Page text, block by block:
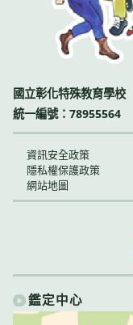
國立彰化特殊教育學校
統一編號：78955564
資訊安全政策
隱私權保護政策
網站地圖
鑑定中心